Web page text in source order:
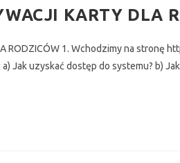
KARTY DLA
RODZICÓW 1. Wchodzimy na
Jak uzyskać dostęp do systemu? b)